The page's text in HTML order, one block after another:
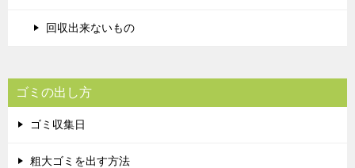
回収出来ないもの
ゴミの出し方
ゴミ収集日
粗大ゴミを出す方法